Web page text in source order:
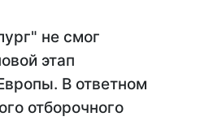
не смог
этап
В ответном
отборочного